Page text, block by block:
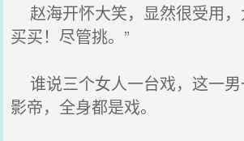
赵海开怀大笑，显然很受用，
买买！尽管挑。”
谁说三个女人一台戏，这一
影帝，全身都是戏。